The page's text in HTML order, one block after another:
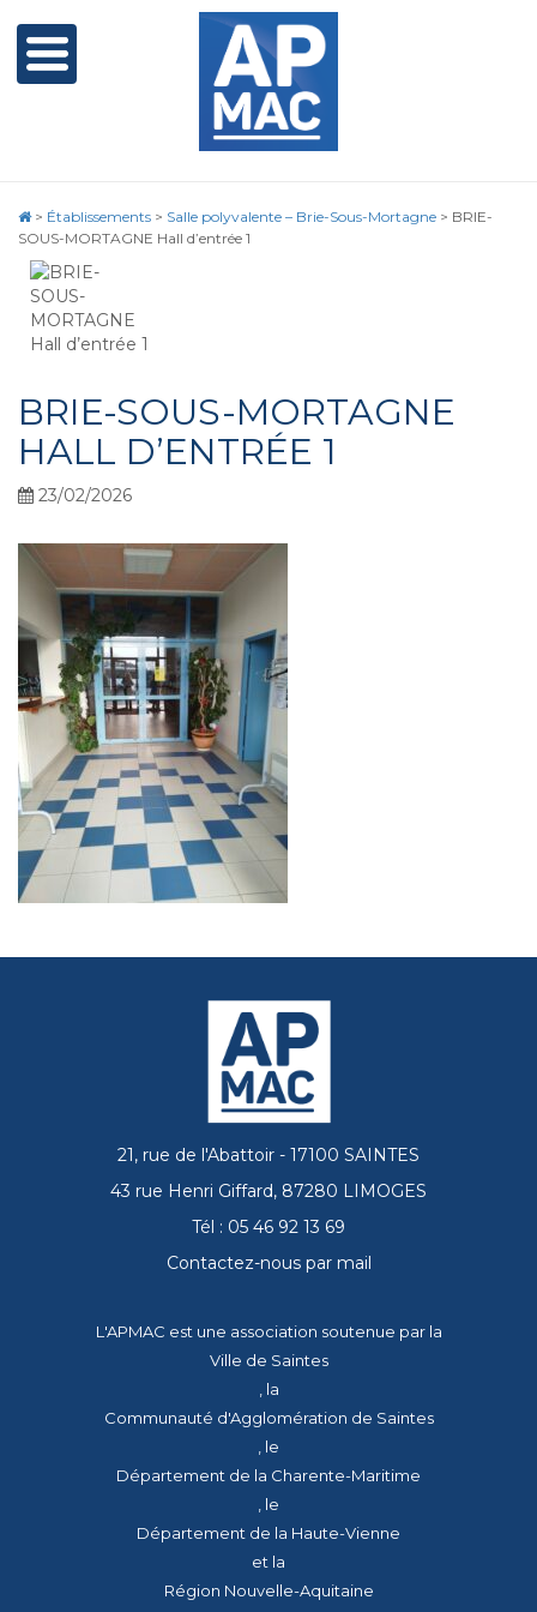
> Établissements > Salle polyvalente – Brie-Sous-Mortagne > BRIE-
SOUS-MORTAGNE Hall d’entrée 1
BRIE-SOUS-MORTAGNE
HALL D’ENTRÉE 1
23/02/2026
21, rue de l'Abattoir - 17100 SAINTES
43 rue Henri Giffard, 87280 LIMOGES
Tél : 05 46 92 13 69
Contactez-nous par mail
L'APMAC est une association soutenue par la
Ville de Saintes
, la
Communauté d'Agglomération de Saintes
, le
Département de la Charente-Maritime
, le
Département de la Haute-Vienne
et la
Région Nouvelle-Aquitaine